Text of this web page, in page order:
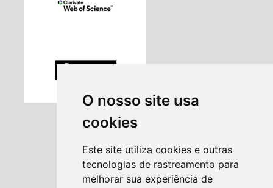
O nosso site usa
cookies
Este site utiliza cookies e outras
tecnologias de rastreamento para
melhorar sua experiência de